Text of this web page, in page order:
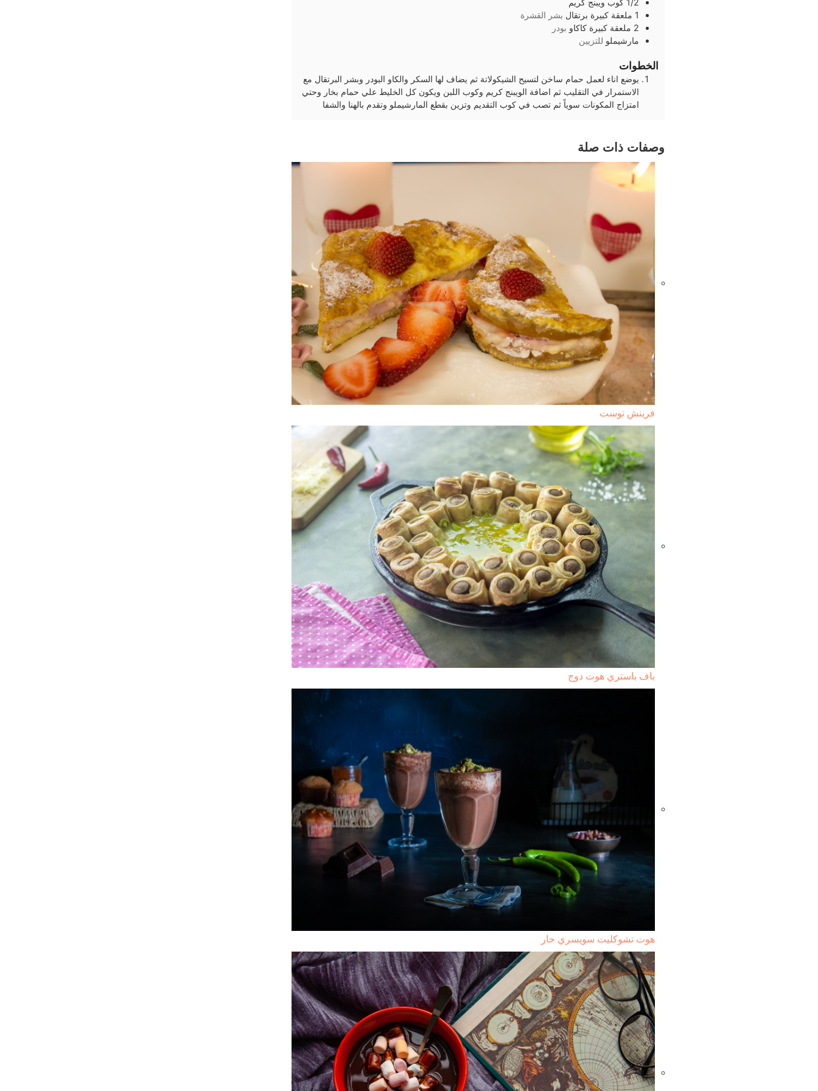
1 ملعقة كبيرة برتقال بشر القشرة
2 ملعقة كبيرة كاكاو بودر
مارشيملو للتزيين
الخطوات
يوضع اناء لعمل حمام ساخن لتسيح الشيكولاتة ثم يضاف لها السكر والكاو البودر وبشر البرتقال مع
الاستمرار في التقليب ثم اضافة الويبنج كريم وكوب اللبن ويكون كل الخليط علي حمام بخار وحتي
امتزاج المكونات سوياً ثم تصب في كوب التقديم وتزين بقطع المارشيملو وتقدم بالهنا والشفا
وصفات ذات صلة
فرينش توست
باف باستري هوت دوج
هوت تشوكليت سويسري حار